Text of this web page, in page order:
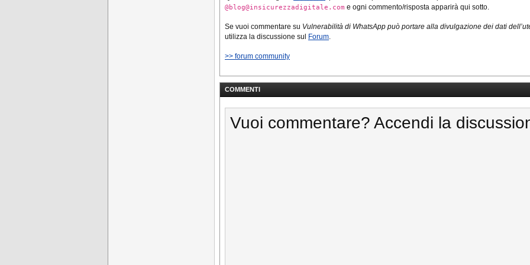
@blog@insicurezzadigitale.com e ogni commento/risposta apparirà qui sotto.
Se vuoi commentare su Vulnerabilità di WhatsApp può portare alla divulgazione dei dati
utilizza la discussione sul Forum.
>> forum community
COMMENTI
Vuoi commentare? Accendi la